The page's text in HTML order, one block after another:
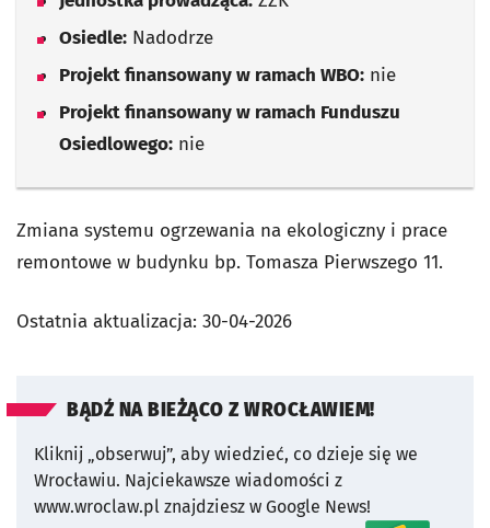
Osiedle: Nadodrze
Projekt finansowany w ramach WBO: nie
Projekt finansowany w ramach Funduszu
Osiedlowego: nie
Zmiana systemu ogrzewania na ekologiczny i prace
remontowe w budynku bp. Tomasza Pierwszego 11.
Ostatnia aktualizacja: 30-04-2026
BĄDŹ NA BIEŻĄCO Z WROCŁAWIEM!
Kliknij „obserwuj”, aby wiedzieć, co dzieje się we
Wrocławiu. Najciekawsze wiadomości z
www.wroclaw.pl znajdziesz w Google News!